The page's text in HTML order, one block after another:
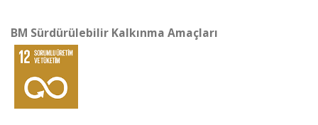
BM Sürdürülebilir Kalkınma Amaçları